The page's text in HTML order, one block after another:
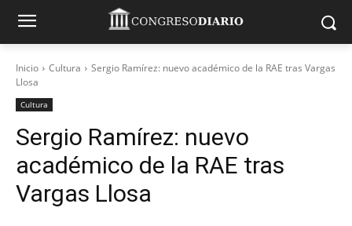
Inicio Cultura
Sergio Ramírez: nuevo académico de la RAE tras Vargas
Llosa
Cultura
Sergio Ramírez: nuevo
académico de la RAE tras
Vargas Llosa